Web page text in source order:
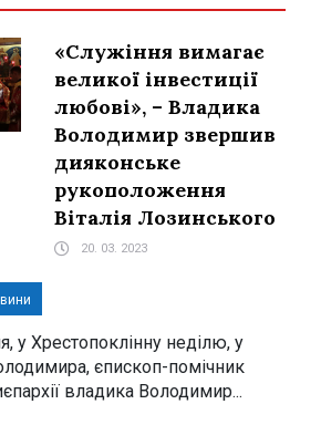
«Служіння вимагає
великої інвестиції
любові», – Владика
Володимир звершив
дияконське
рукоположення
Віталія Лозинського
20. 03. 2023
у Хрестопоклінну неділю, у
єпископ-помічник
владика Володимир...